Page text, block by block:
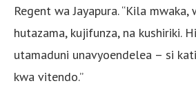
Regent wa Jayapura. “Kila
hutazama, kujifunza, na kushiriki.
utamaduni unavyoendelea – si
kwa vitendo.”